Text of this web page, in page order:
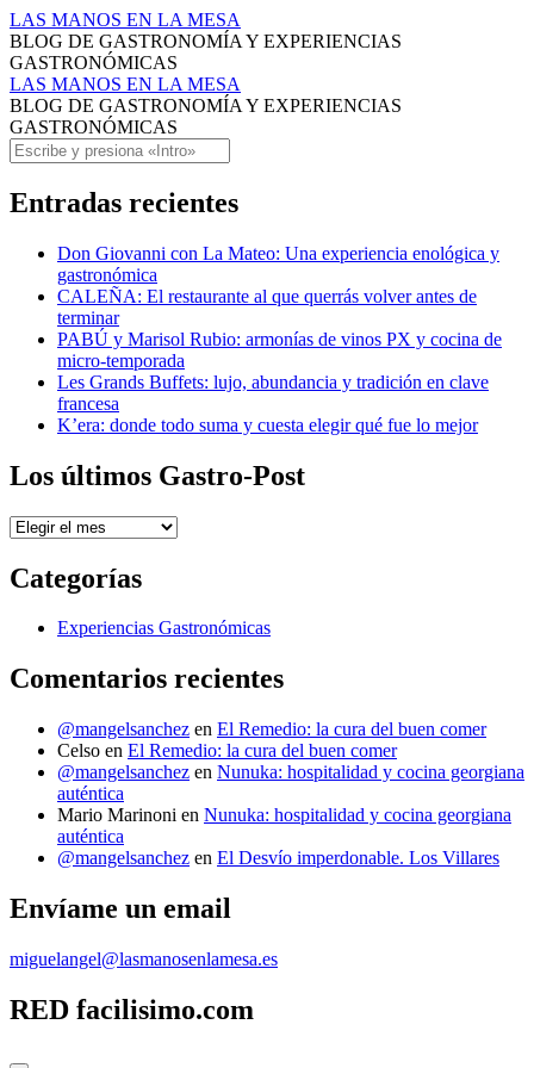
Mario
Sánchez
Archivos
-
LAS
MANOS
EN
LA
MESA
LAS MANOS EN LA MESA
BLOG DE GASTRONOMÍA Y EXPERIENCIAS
GASTRONÓMICAS
Mario
Sánchez
Archivos
LAS
MANOS
MESA
LAS MANOS EN LA MESA
BLOG DE GASTRONOMÍA Y EXPERIENCIAS
GASTRONÓMICAS
Saltar
al
contenido
Buscar
Entradas recientes
Don Giovanni con La Mateo: Una experiencia enológica y
gastronómica
CALEÑA: El restaurante al que querrás volver antes de
terminar
PABÚ y Marisol Rubio: armonías de vinos PX y cocina de
micro-temporada
Les Grands Buffets: lujo, abundancia y tradición en clave
francesa
K’era: donde todo suma y cuesta elegir qué fue lo mejor
Los últimos Gastro-Post
Los
Gastro-
Post
Categorías
Experiencias Gastronómicas
Comentarios recientes
@mangelsanchez en El Remedio: la cura del buen comer
Celso en El Remedio: la cura del buen comer
@mangelsanchez en Nunuka: hospitalidad y cocina georgiana
auténtica
Mario Marinoni en Nunuka: hospitalidad y cocina georgiana
auténtica
@mangelsanchez en El Desvío imperdonable. Los Villares
Envíame un email
miguelangel@lasmanosenlamesa.es
RED facilisimo.com